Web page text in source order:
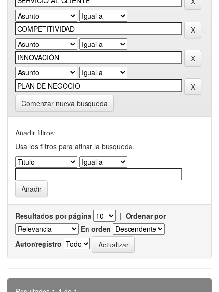
Comenzar nueva busqueda
Añadir filtros:
Usa los filtros para afinar la busqueda.
Resultados por página | Ordenar por
En orden
Autor/registro